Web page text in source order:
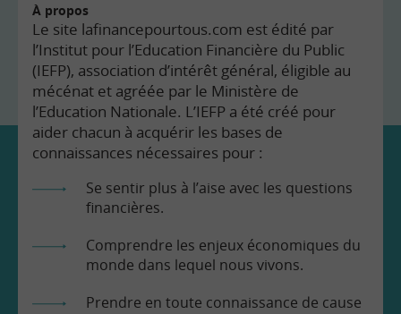
À propos
Le site lafinancepourtous.com est édité par
l’Institut pour l’Education Financière du Public
(IEFP), association d’intérêt général, éligible au
mécénat et agréée par le Ministère de
l’Education Nationale. L’IEFP a été créé pour
aider chacun à acquérir les bases de
connaissances nécessaires pour :
Se sentir plus à l’aise avec les questions
financières.
Comprendre les enjeux économiques du
monde dans lequel nous vivons.
Prendre en toute connaissance de cause